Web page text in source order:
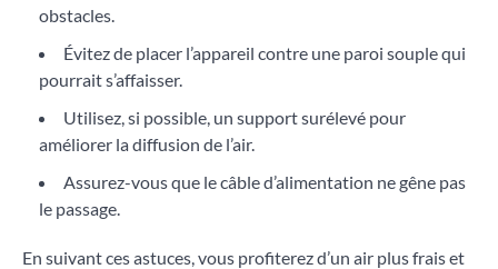
obstacles.
Évitez de placer l’appareil contre une paroi souple qui
pourrait s’affaisser.
Utilisez, si possible, un support surélevé pour
améliorer la diffusion de l’air.
Assurez-vous que le câble d’alimentation ne gêne pas
le passage.
En suivant ces astuces, vous profiterez d’un air plus frais et